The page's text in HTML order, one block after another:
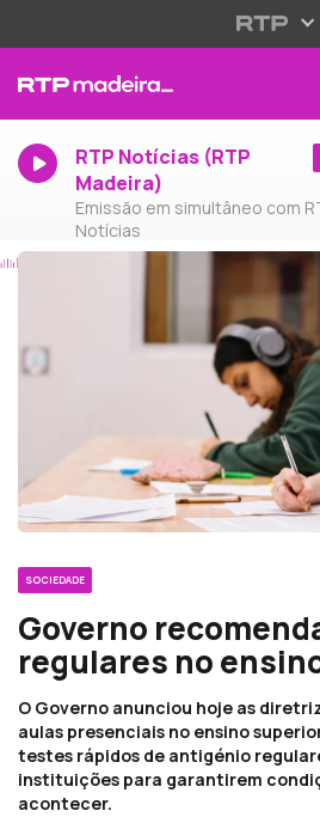
RTP Notícias (RTP
Madeira)
Emissão em simultâneo com
Notícias
SOCIEDADE
Governo
regulares no
O Governo anunciou hoje as
aulas presenciais no ensino
testes rápidos de antigénio
instituições para garantirem
acontecer.